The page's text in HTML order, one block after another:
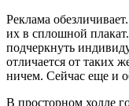
Реклама
их в сплошной
подчеркнуть
отличается от таких
ничем. Сейчас еще и
В просторном холле